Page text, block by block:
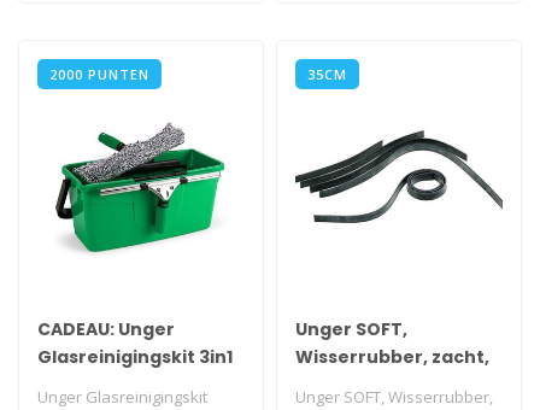
2000 PUNTEN
CADEAU: Unger
Glasreinigingskit 3in1
(2000 punten)
Unger Glasreinigingskit
35CM
Unger SOFT,
Wisserrubber, zacht,
Unger SOFT, Wisserrubber,